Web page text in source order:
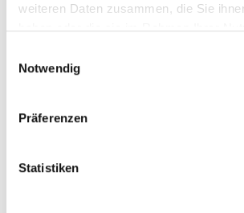
weiteren Daten zusammen, die Sie
haben oder die sie im Rahmen Ihrer
Notwendig
Präferenzen
Statistiken
ALLE ANSCHAUEN